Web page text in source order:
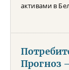
активами в
Прогноз